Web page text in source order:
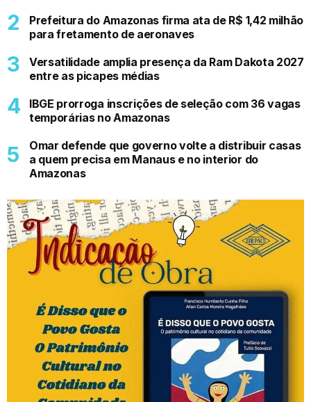
Prefeitura do Amazonas firma ata de R$ 1,42 milhão
para fretamento de aeronaves
Versatilidade amplia presença da Ram Dakota 2027
entre as picapes médias
IBGE prorroga inscrições de seleção com 36 vagas
temporárias no Amazonas
Omar defende que governo volte a distribuir casas
a quem precisa em Manaus e no interior do
Amazonas